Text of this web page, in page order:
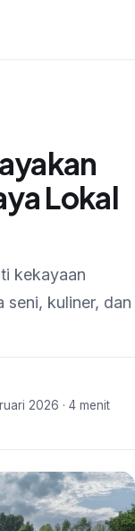
Lokal
kekayaan
seni, kuliner, dan
2026 · 4 menit